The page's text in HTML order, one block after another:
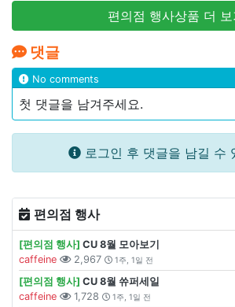
편의점 행사상품 더 보
댓글
No comments
첫 댓글을 남겨주세요.
로그인 후 댓글을 남길 수
편의점 행사
[편의점 행사] CU 8월 모아보기
caffeine
2,967 1주, 1일 전
[편의점 행사] CU 8월 쓔퍼세일
caffeine
1,728 1주, 1일 전